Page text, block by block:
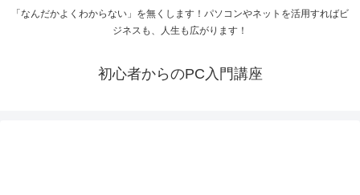
「なんだかよくわからない」を無くします！パソコンやネットを活用すればビ
ジネスも、人生も広がります！
初心者からのPC入門講座